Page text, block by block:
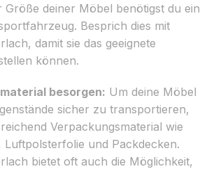
Größe deiner Möbel benötigst du ein
Besprich dies mit
damit sie das geeignete
können.
besorgen: Um deine Möbel
sicher zu transportieren,
Verpackungsmaterial wie
Luftpolsterfolie und Packdecken.
bietet oft auch die Möglichkeit,